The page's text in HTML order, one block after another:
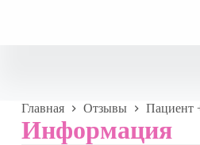
Главная Отзывы Пациент
Информация